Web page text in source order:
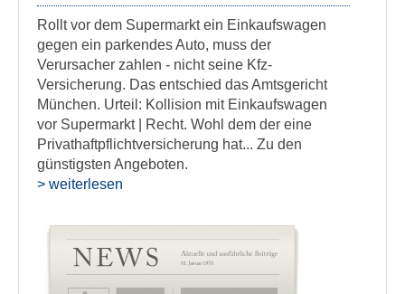
Rollt vor dem Supermarkt ein Einkaufswagen
gegen ein parkendes Auto, muss der
Verursacher zahlen - nicht seine Kfz-
Versicherung. Das entschied das Amtsgericht
München. Urteil: Kollision mit Einkaufswagen
vor Supermarkt | Recht. Wohl dem der eine
Privathaftpflichtversicherung hat... Zu den
günstigsten Angeboten.
> weiterlesen